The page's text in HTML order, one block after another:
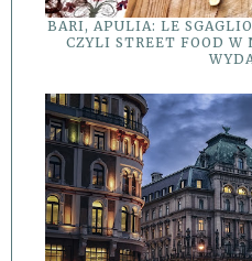
BARI, APULIA: LE
CZYLI STREET FOOD W